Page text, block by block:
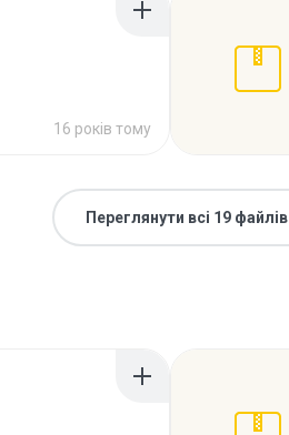
16 років тому
Переглянути всі 19 файлів